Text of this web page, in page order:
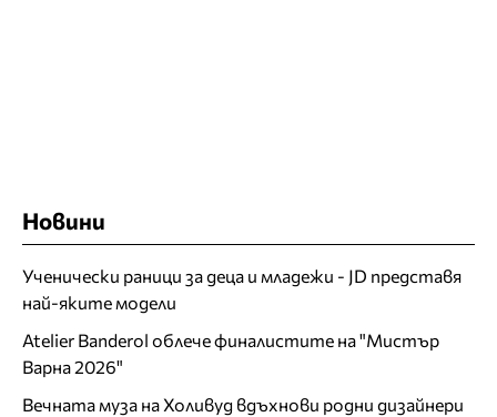
Новини
Ученически раници за деца и младежи - JD представя
най-яките модели
Atelier Banderol облече финалистите на "Мистър
Варна 2026"
Вечната муза на Холивуд вдъхнови родни дизайнери